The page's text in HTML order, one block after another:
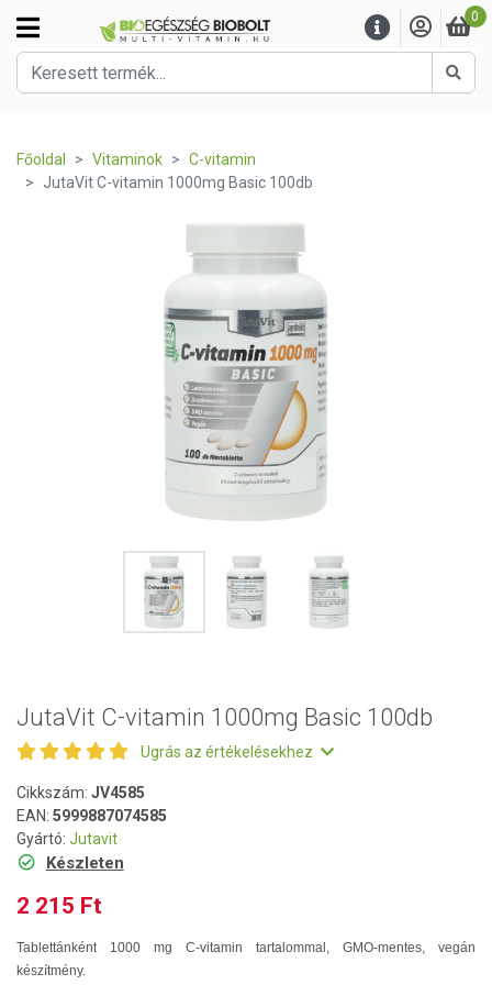
0
Főoldal Vitaminok
C-vitamin
JutaVit C-vitamin 1000mg Basic 100db
JutaVit C-vitamin 1000mg Basic 100db
Ugrás az értékelésekhez
Cikkszám: JV4585
EAN: 5999887074585
Gyártó: Jutavit
Készleten
2 215 Ft
Tablettánként 1000 mg C-vitamin tartalommal, GMO-mentes, vegán
készítmény.